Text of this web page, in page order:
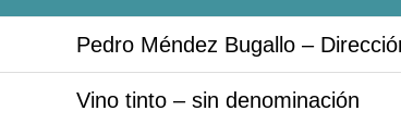
Pedro Méndez Bugallo –
Vino tinto – sin denominación